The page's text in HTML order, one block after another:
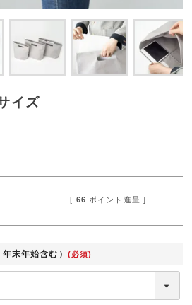
イズ
[ 66 ポイント進呈 ]
末年始含む） (必須)